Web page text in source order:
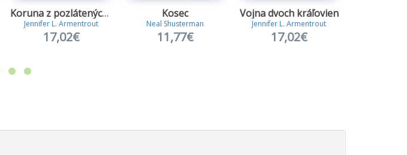
Koruna z pozlátených kostí
Jennifer L. Armentrout
17,02€
Kosec
Neal Shusterman
11,77€
Vojna dvoch kráľovien
Jennifer L. Armentrout
17,02€